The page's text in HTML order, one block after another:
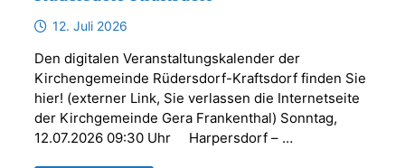
12. Juli 2026
Den digitalen Veranstaltungskalender der
Kirchengemeinde Rüdersdorf-Kraftsdorf finden Sie
hier! (externer Link, Sie verlassen die Internetseite
der Kirchgemeinde Gera Frankenthal) Sonntag,
12.07.2026 09:30 Uhr Harpersdorf – …